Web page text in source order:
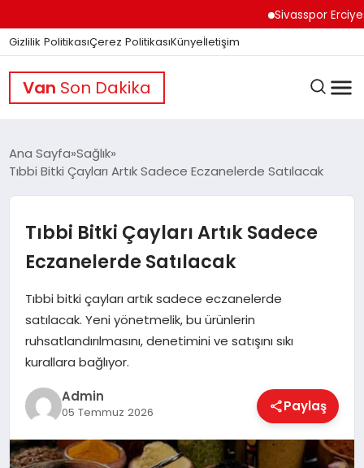
Sivasspor Erciyes
Gizlilik PolitikasıÇerez PolitikasıKünyeİletişim
Van Son Dakika
GÜNDEM
DÜNYA
EĞITIM
Ana Sayfa Sağlık
Tıbbi Bitki Çayları Artık Sadece Eczanelerde Satılacak
Tıbbi Bitki Çayları Artık Sadece
Eczanelerde Satılacak
Tıbbi bitki çayları artık sadece eczanelerde
satılacak. Yeni yönetmelik, bu ürünlerin
ruhsatlandırılmasını, denetimini ve satışını sıkı
kurallara bağlıyor.
Admin
05 Temmuz 2026 Paylaş